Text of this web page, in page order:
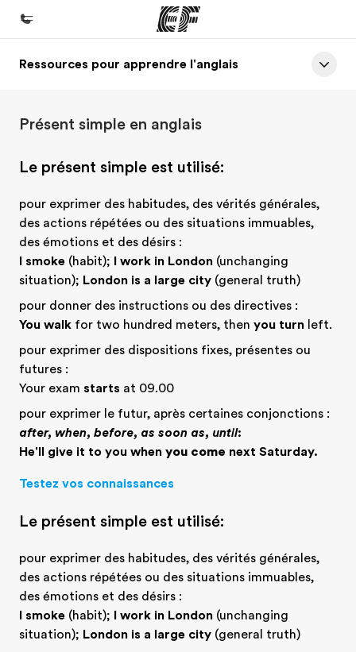
Accueil
Programmes
Trouver un bureau
A propos de nous
Qui sommes-nous ?
EF recrute
Rejoignez nos équipes
Ressources pour apprendre l'anglais
Présent simple en anglais
Le présent simple est utilisé:
pour exprimer des habitudes, des vérités générales,
des actions répétées ou des situations immuables,
des émotions et des désirs :
I smoke (habit); I work in London (unchanging
situation); London is a large city (general truth)
pour donner des instructions ou des directives :
You walk for two hundred meters, then you turn left.
pour exprimer des dispositions fixes, présentes ou
futures :
Your exam starts at 09.00
pour exprimer le futur, après certaines conjonctions :
after, when, before, as soon as, until:
He'll give it to you when you come next Saturday.
Testez vos connaissances
Le présent simple est utilisé:
pour exprimer des habitudes, des vérités générales,
des actions répétées ou des situations immuables,
des émotions et des désirs :
I smoke (habit); I work in London (unchanging
situation); London is a large city (general truth)